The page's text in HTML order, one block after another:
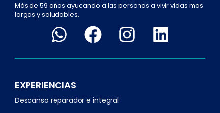
Más de 59 años ayudando a las personas a vivir vidas mas
largas y saludables.
EXPERIENCIAS
Descanso reparador e integral